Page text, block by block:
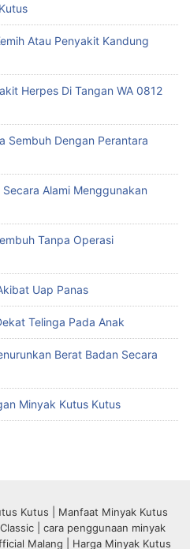
Atau Penyakit Kandung
Herpes Di Tangan WA 0812
Sembuh Dengan Perantara
Alami Menggunakan
Tanpa Operasi
Uap Panas
Telinga Pada Anak
Berat Badan Secara
Minyak Kutus Kutus
Kutus | Manfaat Minyak Kutus
| cara penggunaan minyak
Malang | Harga Minyak Kutus